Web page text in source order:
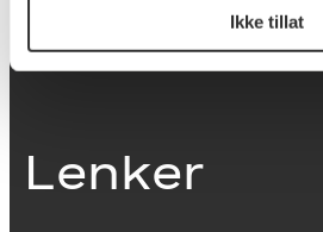
Ikke tillat
Dokumentasjonsskjema
Last ned logo
Lenker